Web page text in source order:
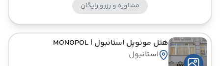
مشاوره و رزرو رایگان
هتل مونوپل استانبول | MONOPOL
استانبول